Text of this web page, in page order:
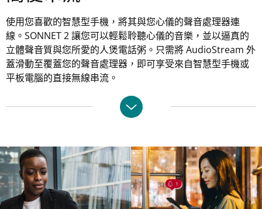
使用您喜歡的智慧型手機，將其與您心儀的聲音處理器連
線。SONNET 2 讓您可以輕鬆聆聽心儀的音樂，並以逼真的
立體聲音質與您所愛的人煲電話粥。只需將 AudioStream 外
蓋滑動至覆蓋您的聲音處理器，即可享受來自智慧型手機或
平板電腦的直接無線串流。